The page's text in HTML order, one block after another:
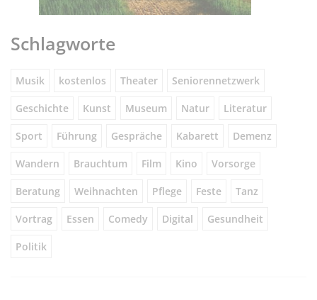
Schlagworte
Musik kostenlos Theater Seniorennetzwerk
Geschichte Kunst Museum Natur Literatur
Sport Führung Gespräche Kabarett Demenz
Wandern Brauchtum Film Kino Vorsorge
Beratung Weihnachten Pflege Feste Tanz
Vortrag Essen Comedy Digital Gesundheit
Politik